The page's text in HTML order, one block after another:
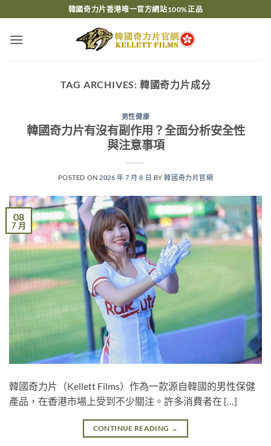
to
content
韓國奇力片香港唯一官方網站100%正品
TAG ARCHIVES: 韓國奇力片成分
男性健康
韓國奇力片有沒有副作用？全面分析安全性
與注意事項
POSTED ON 2026 年 7 月 8 日 BY韓國奇力片官網
08
7 月
韓國奇力片（Kellett Films）作為一款源自韓國的男性保健
產品，在香港市場上受到不少關注。許多消費者在 […]
CONTINUE READING →